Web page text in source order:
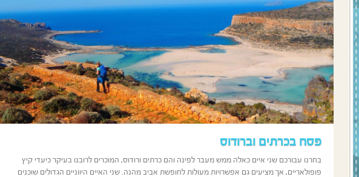
פסח בכרתים וברודוס
בחרנו עבורכם שני איים כאלה ממש מעבר לפינה והם כרתים ורודוס, המוכרים לרובנו בעיקר כיעדי קיץ
פופולאריים, אך מציעים גם אפשרויות מעולות לחופשת אביב מהנה. שני האיים היווניים הגדולים שוכנים